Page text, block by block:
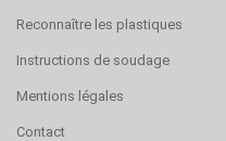
Reconnaître les plastiques
Instructions de soudage
Mentions légales
Contact